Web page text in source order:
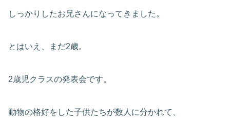
しっかりしたお兄さんになってきました。
とはいえ、まだ2歳。
2歳児クラスの発表会です。
動物の格好をした子供たちが数人に分かれて、